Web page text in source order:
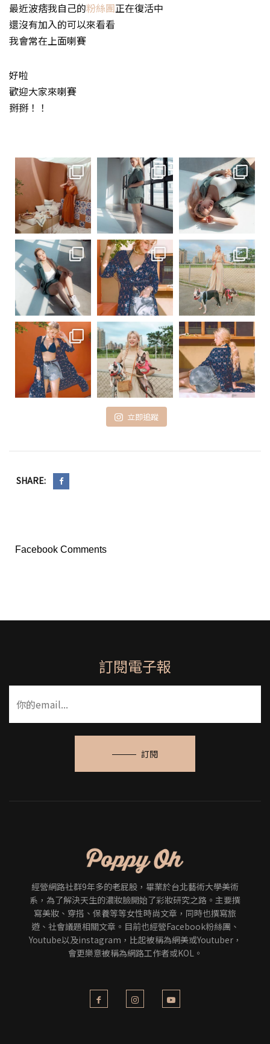
最近波痞我自己的粉絲團正在復活中
還沒有加入的可以來看看
我會常在上面喇賽
好啦
歡迎大家來喇賽
掰掰！！
立即追蹤
SHARE:
Facebook Comments
訂閱電子報
訂閱
經營網路社群9年多的老屁股，畢業於台北藝術大學美術
系，為了解決天生的濃妝臉開始了彩妝研究之路。主要撰
寫美妝、穿搭、保養等等女性時尚文章，同時也撰寫旅
遊、社會議題相關文章。目前也經營Facebook粉絲團、
Youtube以及instagram，比起被稱為網美或Youtuber，
會更樂意被稱為網路工作者或KOL。